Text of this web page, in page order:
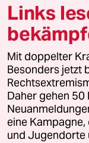
© 2026 taz
Alle Rechte
wenden Sie sich bitte an
Feedback
Leitlinie
Links
Mit doppelter
Besonders jetzt
Daher gehen 50
eine
und Jugendorte